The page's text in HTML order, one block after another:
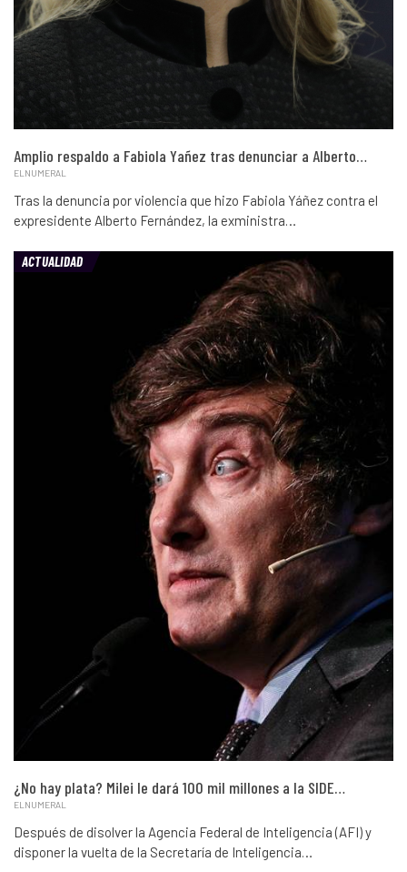
Amplio respaldo a Fabiola Yañez tras denunciar a Alberto…
ELNUMERAL
Tras la denuncia por violencia que hizo Fabiola Yáñez contra el
expresidente Alberto Fernández, la exministra…
ACTUALIDAD
¿No hay plata? Milei le dará 100 mil millones a la SIDE…
ELNUMERAL
Después de disolver la Agencia Federal de Inteligencia (AFI) y
disponer la vuelta de la Secretaría de Inteligencia…